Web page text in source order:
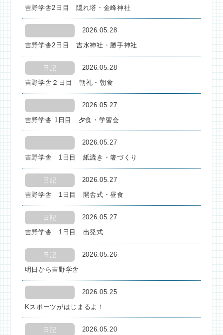
吉野学舎2日目 隠れ塔・金峰神社
2026.05.28
吉野学舎2日目 吉水神社・勝手神社
日記 2026.05.28
吉野学舎２日目 朝礼・朝食
2026.05.27
吉野学舎 1日目 夕食・学習会
2026.05.27
吉野学舎 1日目 紙漉き・箸づくり
日記 2026.05.27
吉野学舎 1日目 開舎式・昼食
日記 2026.05.27
吉野学舎 1日目 出発式
日記 2026.05.26
明日から吉野学舎
2026.05.25
Kスポーツがはじまるよ！
日記 2026.05.20